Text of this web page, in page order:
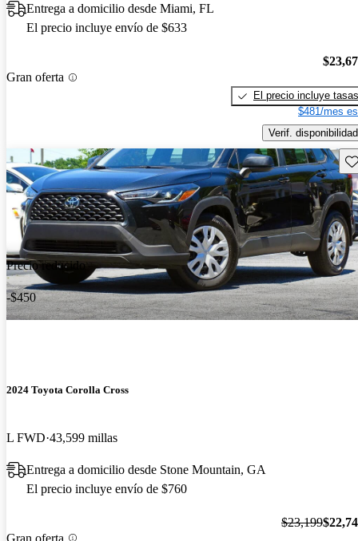
Entrega a domicilio desde Miami, FL
El precio incluye envío de $633
Gran oferta
El precio incluye tasas
$481/mes
Verif. disponibilidad
Precio reducido
-$450
2024 Toyota Corolla Cross
L FWD 43,599 millas
Entrega a domicilio desde Stone Mountain, GA
El precio incluye envío de $760
Gran oferta
$23,199